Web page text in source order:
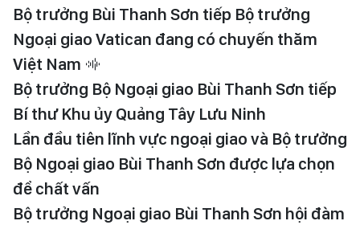
Bộ trưởng Bùi Thanh Sơn tiếp Bộ trưởng
Ngoại giao Vatican đang có chuyến thăm
Việt Nam
Bộ trưởng Bộ Ngoại giao Bùi Thanh Sơn tiếp
Bí thư Khu ủy Quảng Tây Lưu Ninh
Lần đầu tiên lĩnh vực ngoại giao và Bộ trưởng
Bộ Ngoại giao Bùi Thanh Sơn được lựa chọn
để chất vấn
Bộ trưởng Ngoại giao Bùi Thanh Sơn hội đàm